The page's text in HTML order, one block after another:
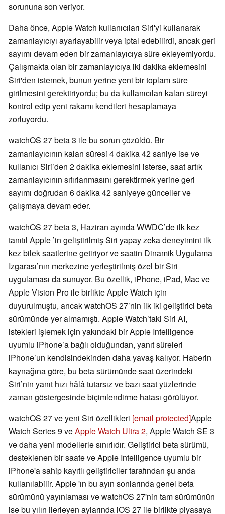
sorununa son veriyor.
Daha önce, Apple Watch kullanıcıları Siri'yi kullanarak
zamanlayıcıyı ayarlayabilir veya iptal edebilirdi, ancak geri
sayımı devam eden bir zamanlayıcıya süre ekleyemiyordu.
Çalışmakta olan bir zamanlayıcıya iki dakika eklemesini
Siri'den istemek, bunun yerine yeni bir toplam süre
girilmesini gerektiriyordu; bu da kullanıcıları kalan süreyi
kontrol edip yeni rakamı kendileri hesaplamaya
zorluyordu.
watchOS 27 beta 3 ile bu sorun çözüldü. Bir
zamanlayıcının kalan süresi 4 dakika 42 saniye ise ve
kullanıcı Siri’den 2 dakika eklemesini isterse, saat artık
zamanlayıcının sıfırlanmasını gerektirmek yerine geri
sayımı doğrudan 6 dakika 42 saniyeye günceller ve
çalışmaya devam eder.
watchOS 27 beta 3, Haziran ayında WWDC’de ilk kez
tanıtıl Apple ’in geliştirilmiş Siri yapay zeka deneyimini ilk
kez bilek saatlerine getiriyor ve saatin Dinamik Uygulama
Izgarası’nın merkezine yerleştirilmiş özel bir Siri
uygulaması da sunuyor. Bu özellik, iPhone, iPad, Mac ve
Apple Vision Pro ile birlikte Apple Watch için
duyurulmuştu, ancak watchOS 27’nin ilk iki geliştirici beta
sürümünde yer almamıştı. Apple Watch’taki Siri AI,
istekleri işlemek için yakındaki bir Apple Intelligence
uyumlu iPhone’a bağlı olduğundan, yanıt süreleri
iPhone’un kendisindekinden daha yavaş kalıyor. Haberin
kaynağına göre, bu beta sürümünde saat üzerindeki
Siri’nin yanıt hızı hâlâ tutarsız ve bazı saat yüzlerinde
zaman göstergesinde biçimlendirme hatası görülüyor.
watchOS 27 ve yeni Siri özellikleri [email protected]Apple
Watch Series 9 veApple Watch Ultra 2, Apple Watch SE 3
ve daha yeni modellerle sınırlıdır. Geliştirici beta sürümü,
desteklenen bir saate ve Apple Intelligence uyumlu bir
iPhone'a sahip kayıtlı geliştiriciler tarafından şu anda
kullanılabilir. Apple 'ın bu ayın sonlarında genel beta
sürümünü yayınlaması ve watchOS 27'nin tam sürümünün
ise bu yılın ilerleyen aylarında iOS 27 ile birlikte piyasaya